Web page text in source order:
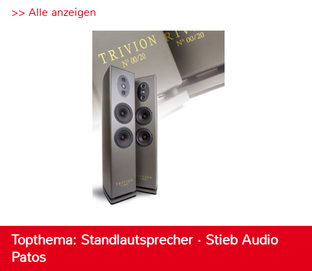
>> Alle anzeigen
Topthema: Standlautsprecher · Stieb Audio
Patos